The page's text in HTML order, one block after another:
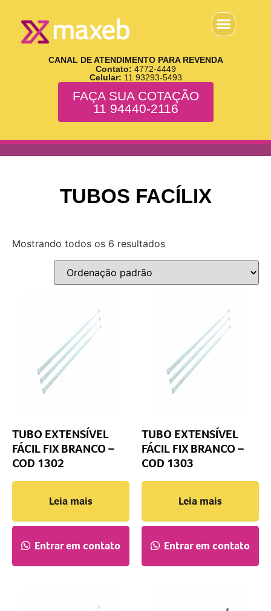
CANAL DE ATENDIMENTO PARA REVENDA
Contato: 4772-4449
Celular: 11 93293-5493
FAÇA SUA COTAÇÃO
11 94440-2116
TUBOS FACÍLIX
Mostrando todos os 6 resultados
TUBO EXTENSÍVEL
FÁCIL FIX BRANCO –
COD 1302
Leia mais
Entrar em contato
TUBO EXTENSÍVEL
FÁCIL FIX BRANCO –
COD 1303
Leia mais
Entrar em contato